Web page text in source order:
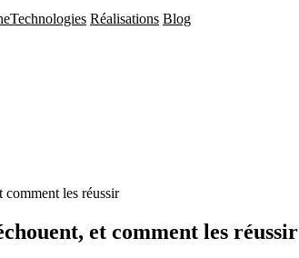
Technologies Réalisations Blog
les réussir
et comment les réussir